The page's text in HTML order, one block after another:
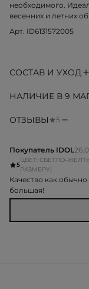
необходимого.
весенних и летних
Арт. ID6131572005
СОСТАВ И УХОД
НАЛИЧИЕ В 9
ОТЗЫВЫ 5
Покупатель IDOL
5
ЦВЕТ: СВЕТЛО-
РАЗМЕРУ)
Качество как
большая!